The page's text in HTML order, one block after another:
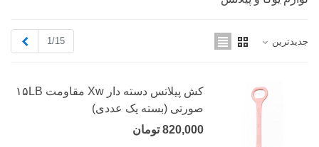
جدیدترین 1/15
کش پیلاتس دسته دار Xw مقاومت ۱۵LB
صورتی (بسته یک عددی)
820,000 تومان